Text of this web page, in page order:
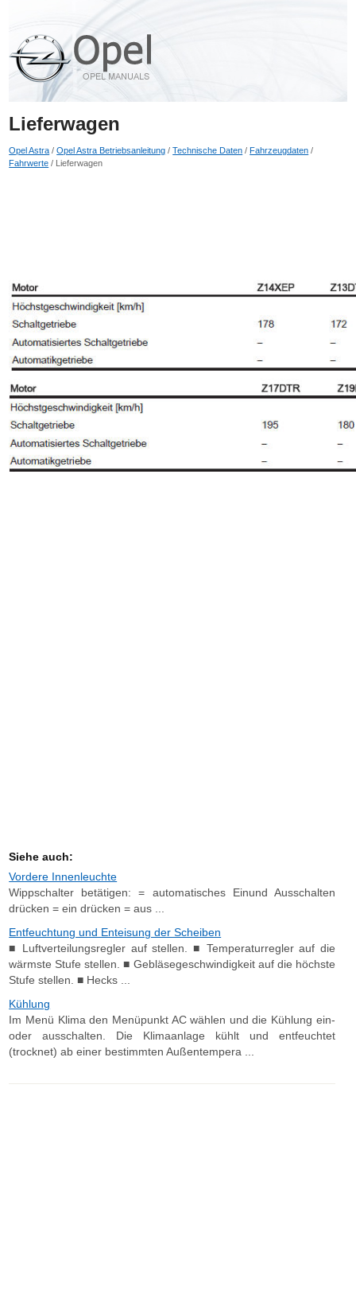
Lieferwagen
Opel Astra /Opel Astra Betriebsanleitung /Technische Daten /Fahrzeugdaten /
Fahrwerte / Lieferwagen
Siehe auch:
Vordere Innenleuchte
Wippschalter betätigen: = automatisches Einund Ausschalten
drücken = ein drücken = aus ...
Entfeuchtung und Enteisung der Scheiben
■ Luftverteilungsregler auf stellen. ■ Temperaturregler auf die
wärmste Stufe stellen. ■ Gebläsegeschwindigkeit auf die höchste
Stufe stellen. ■ Hecks ...
Kühlung
Im Menü Klima den Menüpunkt AC wählen und die Kühlung ein-
oder ausschalten. Die Klimaanlage kühlt und entfeuchtet
(trocknet) ab einer bestimmten Außentempera ...